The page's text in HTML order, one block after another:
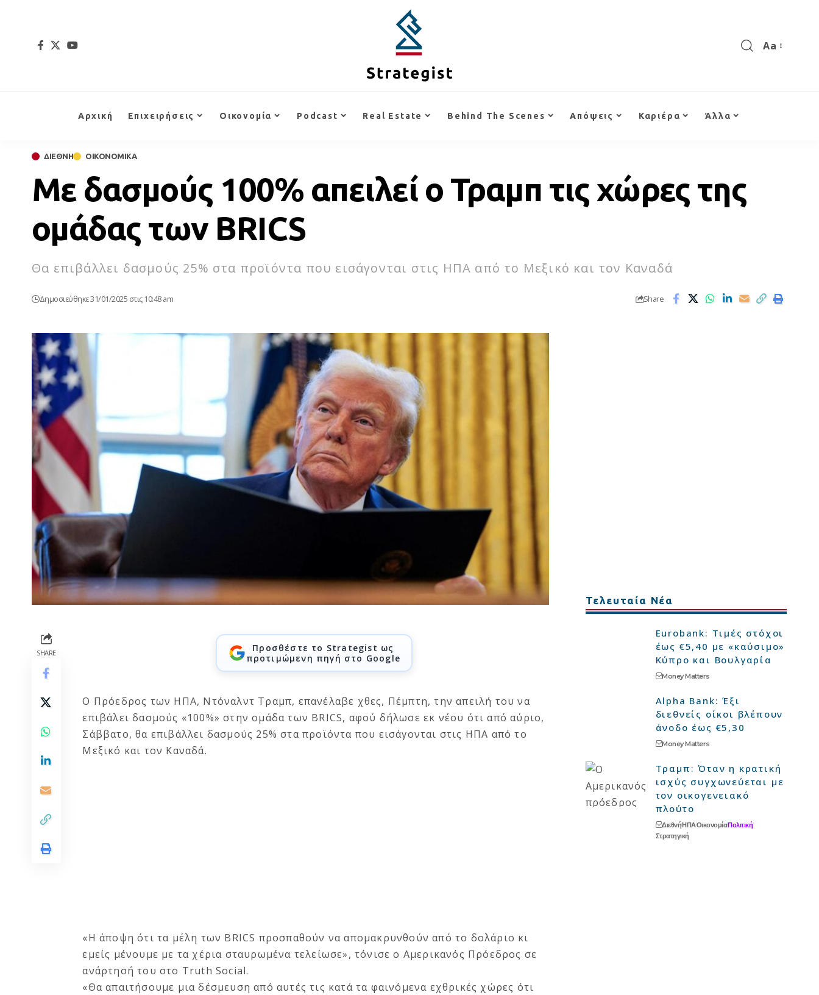
Aa
Αρχική Επιχειρήσεις Οικονομία Podcast Real Estate Behind The Scenes Απόψεις Καριέρα Άλλα
ΔΙΕΘΝΗ ΟΙΚΟΝΟΜΙΚΑ
Με δασμούς 100% απειλεί ο Τραμπ τις χώρες της
ομάδας των BRICS
Θα επιβάλλει δασμούς 25% στα προϊόντα που εισάγονται στις ΗΠΑ από το Μεξικό και τον Καναδά
Δημοσιεύθηκε 31/01/2025 στις 10:48 am Share
SHARE
Προσθέστε το Strategist ως
προτιμώμενη πηγή στο Google
Ο Πρόεδρος των ΗΠΑ, Ντόναλντ Τραμπ, επανέλαβε χθες, Πέμπτη, την απειλή του να
επιβάλει δασμούς «100%» στην ομάδα των BRICS, αφού δήλωσε εκ νέου ότι από αύριο,
Σάββατο, θα επιβάλλει δασμούς 25% στα προϊόντα που εισάγονται στις ΗΠΑ από το
Μεξικό και τον Καναδά.
«Η άποψη ότι τα μέλη των BRICS προσπαθούν να απομακρυνθούν από το δολάριο κι
εμείς μένουμε με τα χέρια σταυρωμένα τελείωσε», τόνισε ο Αμερικανός Πρόεδρος σε
ανάρτησή του στο Truth Social.
«Θα απαιτήσουμε μια δέσμευση από αυτές τις κατά τα φαινόμενα εχθρικές χώρες ότι
Τελευταία Νέα
Eurobank: Τιμές στόχοι
έως €5,40 με «καύσιμο»
Κύπρο και Βουλγαρία
Money Matters
Alpha Bank: Έξι
διεθνείς οίκοι βλέπουν
άνοδο έως €5,30
Money Matters
Τραμπ: Όταν η κρατική
ισχύς συγχωνεύεται με
τον οικογενειακό
πλούτο
ΔιεθνήΗΠΑΟικονομίαΠολιτική
Στρατηγική